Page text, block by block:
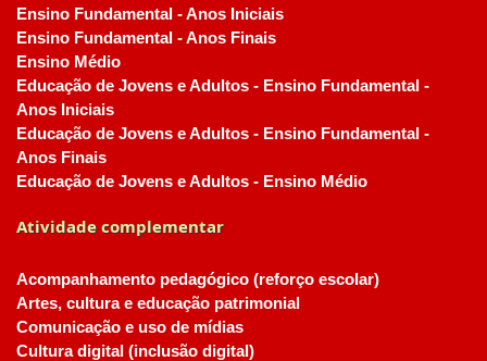
Ensino Fundamental - Anos Iniciais
Ensino Fundamental - Anos Finais
Ensino Médio
Educação de Jovens e Adultos - Ensino Fundamental -
Anos Iniciais
Educação de Jovens e Adultos - Ensino Fundamental -
Anos Finais
Educação de Jovens e Adultos - Ensino Médio
Atividade complementar
Acompanhamento pedagógico (reforço escolar)
Artes, cultura e educação patrimonial
Comunicação e uso de mídias
Cultura digital (inclusão digital)